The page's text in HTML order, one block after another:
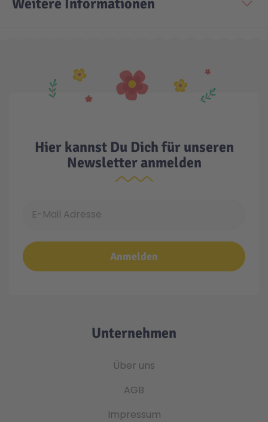
Weitere Informationen
Hier kannst Du Dich für unseren
Newsletter anmelden
Anmelden
Unternehmen
Über uns
AGB
Impressum